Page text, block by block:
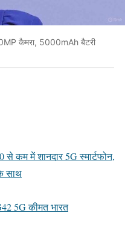
कैमरा, 5000mAh बैटरी
कम में शानदार 5G स्मार्टफोन,
साथ
5G कीमत भारत